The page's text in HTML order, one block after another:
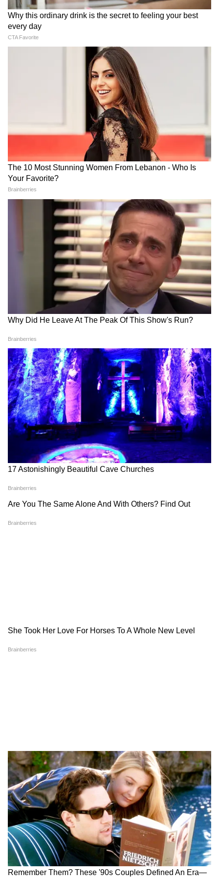
खान और अपर्णा पुरोहित ने किया है। फिल्म 14 अगस्त
2026 को दुनियाभर के सिनेमाघरों में रिलीज होगी।
Modi in IIT Delhi: '1 लाख करोड़..अंग्रेजी में
बोलूं', देश के युवाओं को Modi ने दिया बहुत बड़ा
टास्क
देर रात Rishabh Pant की इस शिकायत पर
CM Pushkar Dhami की पहली प्रतिक्रिया